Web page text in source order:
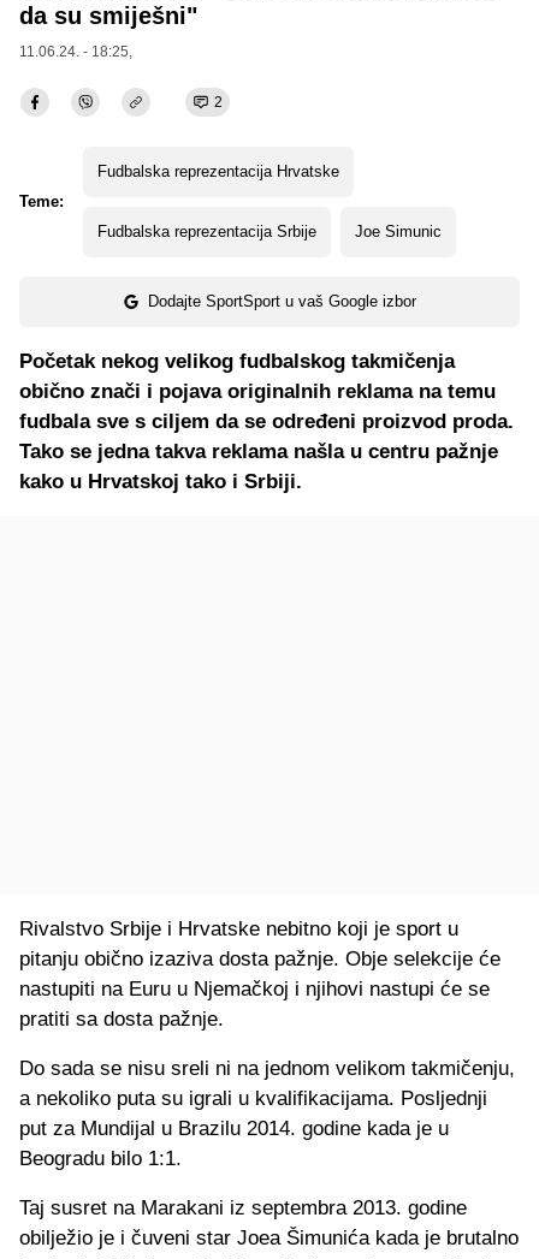
da su smiješni"
11.06.24. - 18:25,
2
Teme:
Fudbalska reprezentacija Hrvatske
Fudbalska reprezentacija Srbije Joe Simunic
Dodajte SportSport u vaš Google izbor
Početak nekog velikog fudbalskog takmičenja
obično znači i pojava originalnih reklama na temu
fudbala sve s ciljem da se određeni proizvod proda.
Tako se jedna takva reklama našla u centru pažnje
kako u Hrvatskoj tako i Srbiji.
Rivalstvo Srbije i Hrvatske nebitno koji je sport u
pitanju obično izaziva dosta pažnje. Obje selekcije će
nastupiti na Euru u Njemačkoj i njihovi nastupi će se
pratiti sa dosta pažnje.
Do sada se nisu sreli ni na jednom velikom takmičenju,
a nekoliko puta su igrali u kvalifikacijama. Posljednji
put za Mundijal u Brazilu 2014. godine kada je u
Beogradu bilo 1:1.
Taj susret na Marakani iz septembra 2013. godine
obilježio je i čuveni star Joea Šimunića kada je brutalno